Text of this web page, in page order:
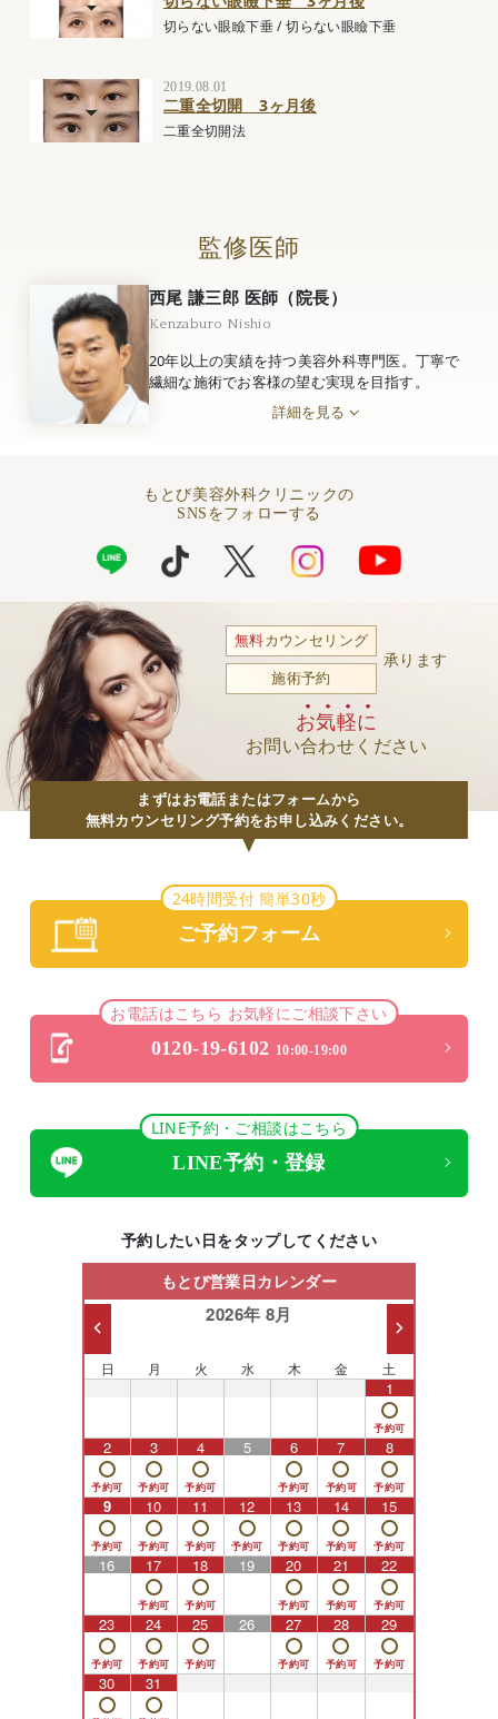
切らない眼瞼下垂/切らない眼瞼下垂
2019.08.01
二重全切開 3ヶ月後
二重全切開法
監修医師
西尾 謙三郎 医師（院長）
Kenzaburo Nishio
20年以上の実績を持つ美容外科専門医。丁寧で
繊細な施術でお客様の望む実現を目指す。
詳細を見る
もとび美容外科クリニックの
SNSをフォローする
無料カウンセリング
施術予約
承ります
お気軽に
お問い合わせください
まずはお電話またはフォームから
無料カウンセリング予約をお申し込みください。
24時間受付 簡単30秒
ご予約フォーム
お電話はこちら お気軽にご相談下さい
0120-19-6102 10:00-19:00
LINE予約・ご相談はこちら
LINE予約・登録
予約したい日をタップしてください
もとび営業日カレンダー
2026年 8月
日 月 火 水 木 金 土
1
2 3 4 5 6 7 8
9 10 11 12 13 14 15
16 17 18 19 20 21 22
23 24 25 26 27 28 29
30 31